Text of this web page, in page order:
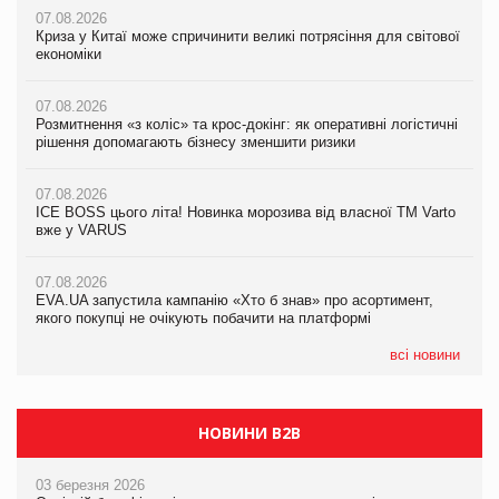
07.08.2026
Криза у Китаї може спричинити великі потрясіння для світової
економіки
07.08.2026
Розмитнення «з коліс» та крос-докінг: як оперативні логістичні
рішення допомагають бізнесу зменшити ризики
07.08.2026
ICE BOSS цього літа! Новинка морозива від власної ТМ Varto
вже у VARUS
07.08.2026
EVA.UA запустила кампанію «Хто б знав» про асортимент,
якого покупці не очікують побачити на платформі
всі новини
07.08.2026
ICE BOSS цього літа! Новинка морозива від власної ТМ Varto
07.08.2026
EVA.UA запустила кампанію «Хто б знав» про асортимент,
06.08.2026
Смачна новинка для хвостатих: у VARUS з’явилися паучі
05.08.2026
Мережа супермаркетів VARUS купує мережу магазинів
07.08.2026
Криза у Китаї може спричинити великі потрясіння для світової
економіки
07.08.2026
Kraft Heinz скоротила збиток у першому півріччі
Продажі Hugo Boss впали на 9%
НОВИНИ B2B
03 березня 2026